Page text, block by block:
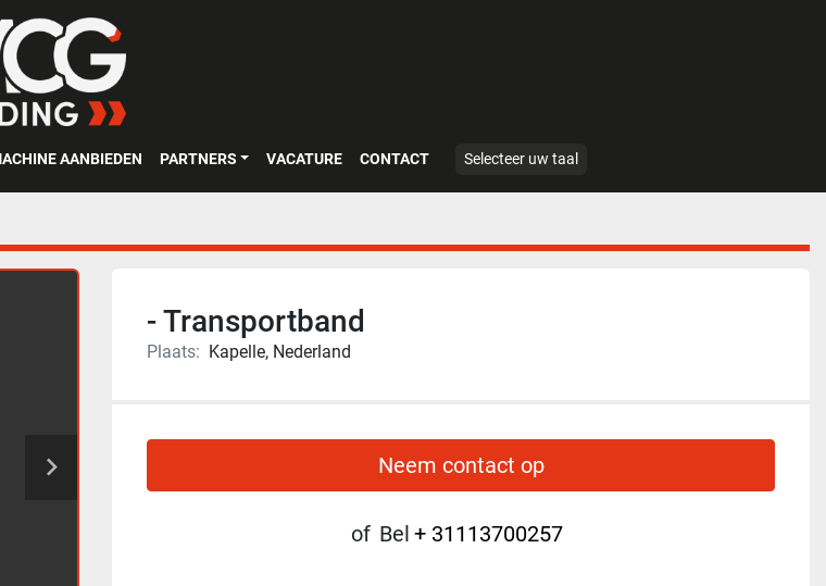
MACHINE AANBIEDEN PARTNERS VACATURE CONTACT Selecteer uw taal
- Transportband
Plaats: Kapelle, Nederland
Neem contact op
of Bel + 31113700257